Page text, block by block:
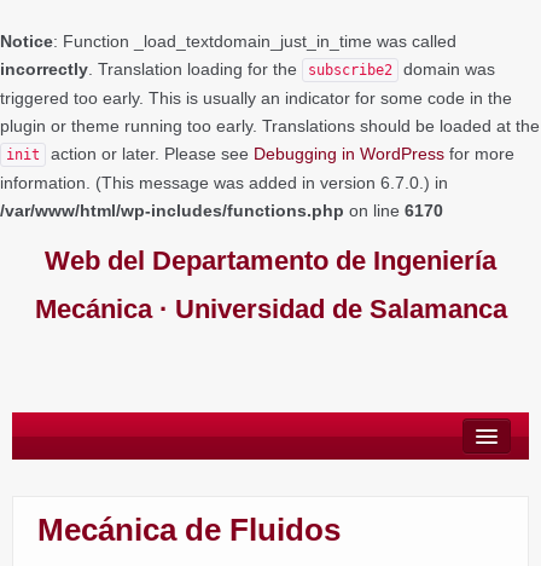
Notice: Function _load_textdomain_just_in_time was called
incorrectly . Translation loading for the subscribe2
domain was
triggered too early. This is usually an indicator for some code in the
plugin or theme running too early. Translations should be loaded at the
init action or later. Please see Debugging in WordPress for more
information. (This message was added in version 6.7.0.) in
/var/www/html/wp-includes/functions.php on line 6170
Web del Departamento de Ingeniería
Mecánica · Universidad de Salamanca
Mecánica de Fluidos